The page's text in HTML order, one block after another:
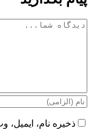
دیدگاه
ذخیره نام، ایمیل،